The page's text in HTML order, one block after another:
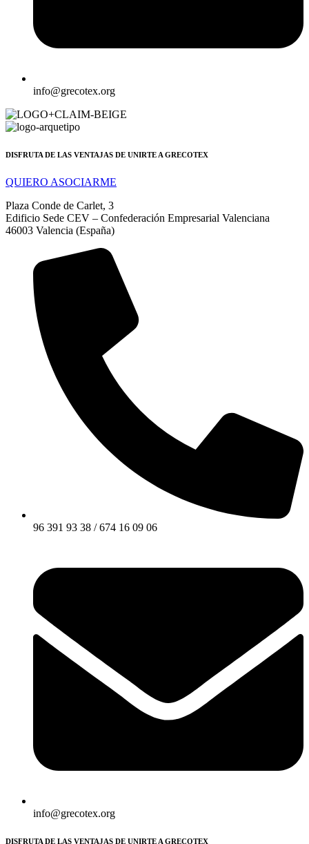
info@grecotex.org
DISFRUTA DE LAS VENTAJAS DE UNIRTE A GRECOTEX
QUIERO ASOCIARME
Plaza Conde de Carlet, 3
Edificio Sede CEV – Confederación Empresarial Valenciana
46003 Valencia (España)
96 391 93 38 / 674 16 09 06
info@grecotex.org
DISFRUTA DE LAS VENTAJAS DE UNIRTE A GRECOTEX